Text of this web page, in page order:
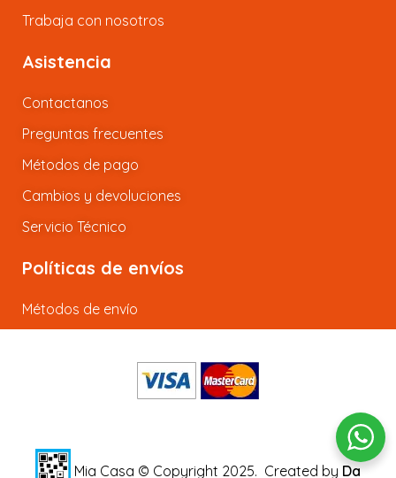
Trabaja con nosotros
Asistencia
Contactanos
Preguntas frecuentes
Métodos de pago
Cambios y devoluciones
Servicio Técnico
Políticas de envíos
Métodos de envío
Mia Casa © Copyright 2025. Created by Da